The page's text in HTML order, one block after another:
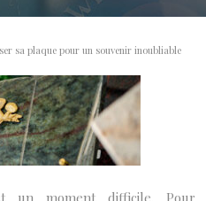
sa plaque pour un souvenir inoubliable
un moment difficile. Pour